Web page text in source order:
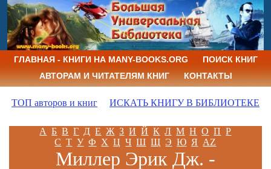
ГЛАВНАЯ - КНИГИ НА MANY-BOOKS.ORG
ПОИСК КНИГ
АВТОРАМ И ЧИТАТЕЛЯМ КНИГ
КОНТАКТЫ
ТОП авторов и книг ИСКАТЬ КНИГУ В БИБЛИОТЕКЕ
А Б В Г Д Е Ж З И Й К Л М Н О П Р
С Т У Ф Х Ц Ч Ш Щ Э Ю Я AZ
Миллер Эрик Дж. -